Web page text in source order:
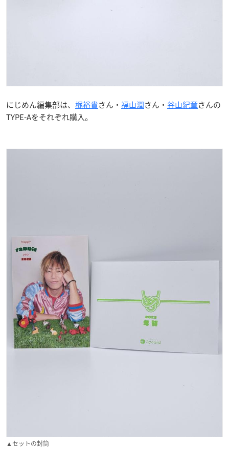
にじめん編集部は、 梶裕貴さん・ 福山潤さん・ 谷山紀章さんの
TYPE-Aをそれぞれ購入。
▲セットの封筒